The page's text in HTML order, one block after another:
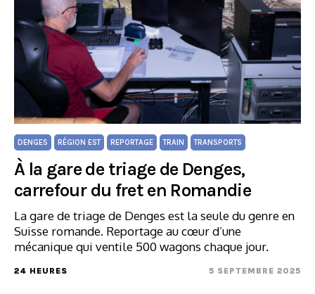
DENGES RÉGION EST REPORTAGE TRAIN TRANSPORTS
À la gare de triage de Denges,
carrefour du fret en Romandie
La gare de triage de Denges est la seule du genre en
Suisse romande. Reportage au cœur d’une
mécanique qui ventile 500 wagons chaque jour.
24 HEURES 5 SEPTEMBRE 2025